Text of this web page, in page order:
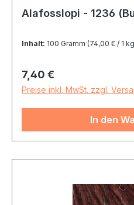
Alafosslopi - 1236
Inhalt: 100 Gramm (74,00 € / 1
Regulärer Preis:
7,40 €
Preise inkl. MwSt. zzgl.
In den